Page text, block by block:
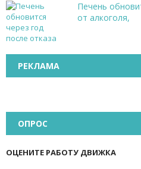
Печень
от алкоголя,
РЕКЛАМА
ОПРОС
ОЦЕНИТЕ РАБОТУ ДВИЖКА